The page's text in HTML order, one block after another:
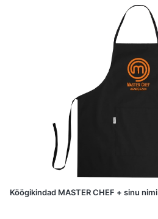
Köögikindad MASTER CHEF + sinu nimi